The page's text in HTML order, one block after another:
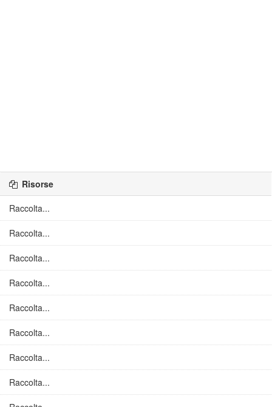
Risorse
Raccolta...
Raccolta...
Raccolta...
Raccolta...
Raccolta...
Raccolta...
Raccolta...
Raccolta...